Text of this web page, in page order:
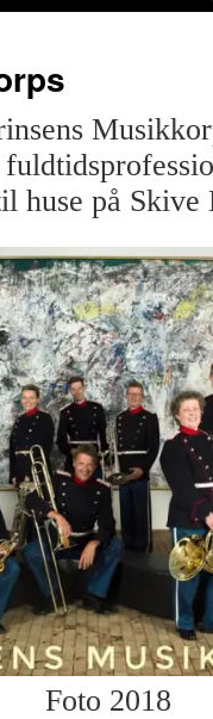
huse på Skive
Foto 2018